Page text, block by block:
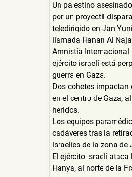
Un palestino
por un proyectil
teledirigido en Jan
llamada Hanan Al
Amnistía Internacional
ejército israelí está
guerra en Gaza.
Dos cohetes impactan
en el centro de Gaza,
heridos.
Los equipos
cadáveres tras la
israelíes de la zona de
El ejército israelí ataca
Hanya, al norte de la